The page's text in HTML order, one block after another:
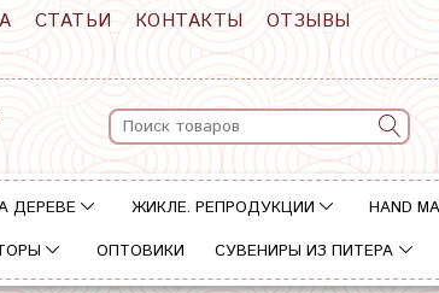
СТАТЬИ КОНТАКТЫ
ОТЗЫВЫ
ДЕРЕВЕ ЖИКЛЕ. РЕПРОДУКЦИИ HAND
ОПТОВИКИ СУВЕНИРЫ ИЗ ПИТЕРА